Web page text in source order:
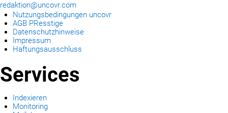
redaktion@uncovr.com
Nutzungsbedingungen uncovr
AGB PResstige
Datenschutzhinweise
Impressum
Haftungsausschluss
Services
Indexieren
Monitoring